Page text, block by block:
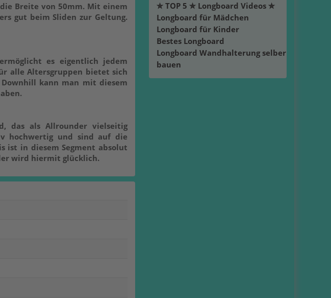
Breite von 50mm. Mit einem
gut beim Sliden zur Geltung.
es eigentlich jedem
alle Altersgruppen bietet sich
kann man mit diesem
das als Allrounder vielseitig
hochwertig und sind auf die
ist in diesem Segment absolut
wird hiermit glücklich.
✮ TOP 5 ✮ Longboard Videos ✮
Longboard für Mädchen
Longboard für Kinder
Bestes Longboard
Longboard Wandhalterung selber
bauen